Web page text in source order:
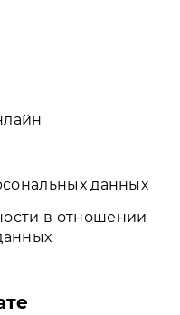
данных
в отношении